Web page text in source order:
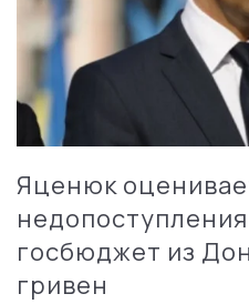
Яценюк
госбюджет из
гривен